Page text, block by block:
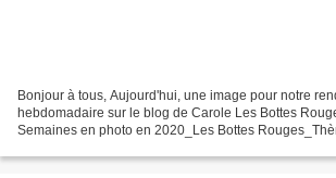
Bonjour à tous, Aujourd'hui, une image pour notre
hebdomadaire sur le blog de Carole Les Bottes
Semaines en photo en 2020_Les Bottes